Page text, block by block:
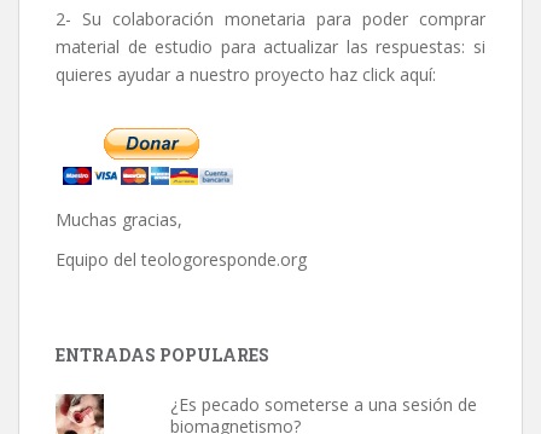
2- Su colaboración monetaria para poder comprar
material de estudio para actualizar las respuestas: si
quieres ayudar a nuestro proyecto haz click aquí:
Muchas gracias,
Equipo del teologoresponde.org
ENTRADAS POPULARES
¿Es pecado someterse a una sesión de
biomagnetismo?